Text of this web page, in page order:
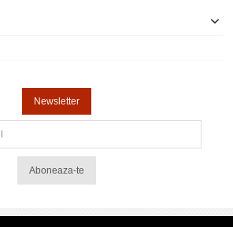
Newsletter
Aboneaza-te